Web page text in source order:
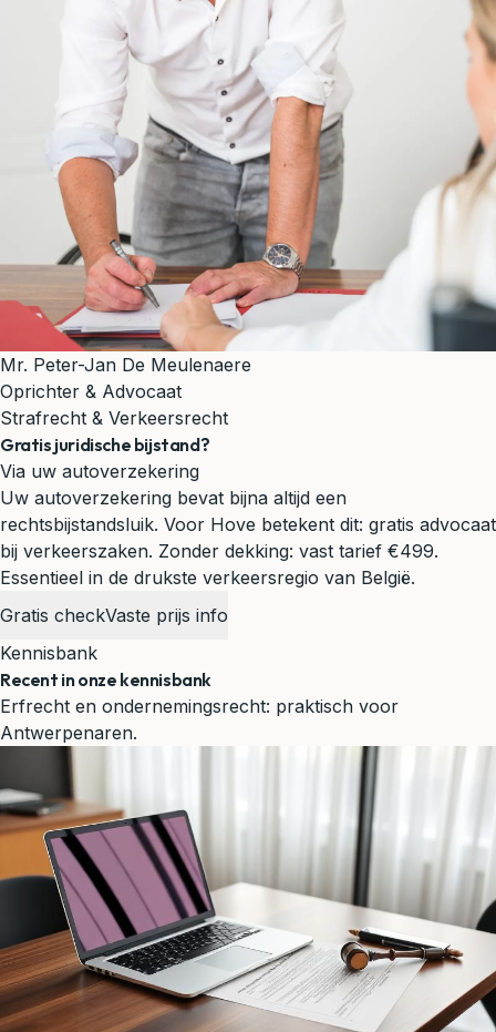
Mr. Peter-Jan De Meulenaere
Oprichter & Advocaat
Strafrecht & Verkeersrecht
Gratis juridische bijstand?
Via uw autoverzekering
Uw autoverzekering bevat bijna altijd een
rechtsbijstandsluik. Voor Hove betekent dit: gratis advocaat
bij verkeerszaken. Zonder dekking: vast tarief €499.
Essentieel in de drukste verkeersregio van België.
Gratis checkVaste prijs info
Kennisbank
Recent in onze kennisbank
Erfrecht en ondernemingsrecht: praktisch voor
Antwerpenaren.